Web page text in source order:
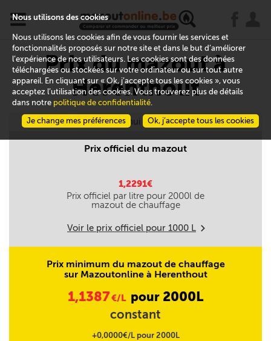
x
Prix du mazout à
Herenthout
Aujourd'hui le 09/08
Prix officiel du mazout
1,2291€
Prix officiel par litre pour 2000l de
mazout de chauffage
Voir le prix officiel pour 1000 L m
Prix minimum du mazout de chauffage
sur Mazoutonline à Herenthout
1,1387€/L pour 2000L
constant
+0,0000€/L pour 2000L
Nous utilisons des cookies
Nous utilisons les cookies afin de vous fournir les services et
fonctionnalités proposés sur notre site et dans le but d’améliorer
l’expérience de nos utilisateurs. Les cookies sont des données
téléchargées ou stockées sur votre ordinateur ou sur tout autre
appareil. En cliquant sur « Ok, j’accepte tous les cookies », vous
acceptez l’utilisation des cookies. Vous trouverez plus de détails
dans notre politique de confidentialité.
Ok, j’accepte tous les cookies
Je change mes préférences